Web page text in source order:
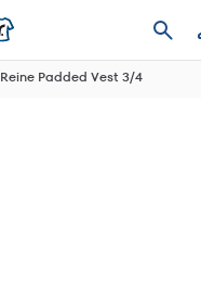
Reine Padded Vest 3/4